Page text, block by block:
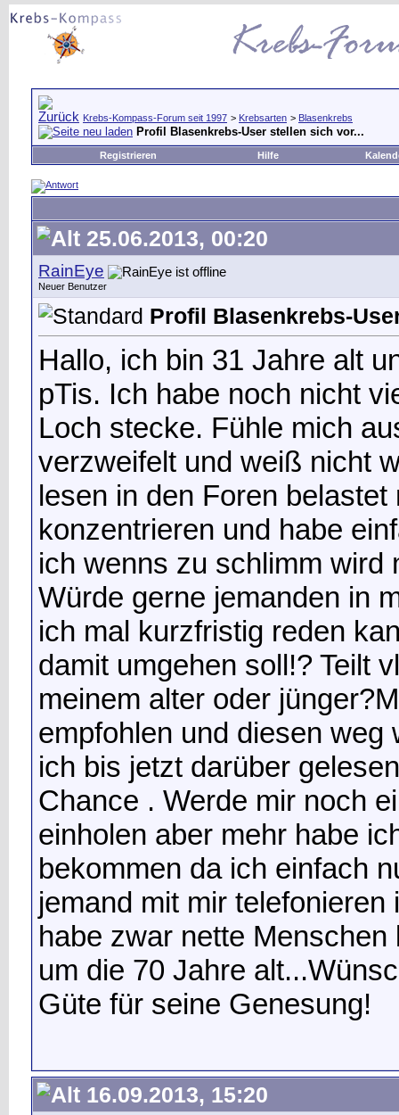
Krebs-Kompass-Forum seit 1997 > Krebsarten > Blasenkrebs
Profil Blasenkrebs-User stellen sich vor...
Registrieren Hilfe
25.06.2013, 00:20
RainEye
Neuer Benutzer
Profil Blasenkrebs-
Hallo, ich bin 31 Jahre alt
pTis. Ich habe noch nicht
Loch stecke. Fühle mich
verzweifelt und weiß nicht
lesen in den Foren
konzentrieren und habe
ich wenns zu schlimm wird
Würde gerne jemanden in
ich mal kurzfristig reden
damit umgehen soll!? Teilt
meinem alter oder
empfohlen und diesen
ich bis jetzt darüber
Chance . Werde mir noch
einholen aber mehr habe
bekommen da ich einfach
jemand mit mir
habe zwar nette
um die 70 Jahre
Güte für seine Genesung!
16.09.2013, 15:20